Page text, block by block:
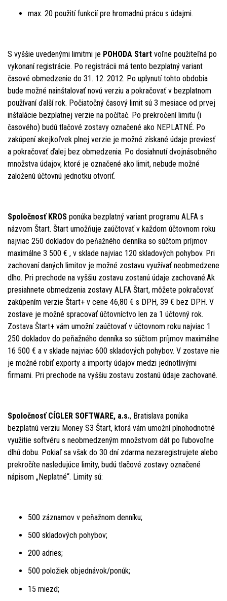
max. 20 použití funkcií pre hromadnú prácu s údajmi.
S vyššie uvedenými limitmi je POHODA Start voľne použiteľná po
vykonaní registrácie. Po registrácii má tento bezplatný variant
časové obmedzenie do 31. 12. 2012. Po uplynutí tohto obdobia
bude možné nainštalovať novú verziu a pokračovať v bezplatnom
používaní ďalší rok. Počiatočný časový limit sú 3 mesiace od prvej
inštalácie bezplatnej verzie na počítač. Po prekročení limitu (i
časového) budú tlačové zostavy označené ako NEPLATNÉ. Po
zakúpení akejkoľvek plnej verzie je možné získané údaje previesť
a pokračovať ďalej bez obmedzenia. Po dosiahnutí dvojnásobného
množstva údajov, ktoré je označené ako limit, nebude možné
založenú účtovnú jednotku otvoriť.
Spoločnosť KROS ponúka bezplatný variant programu ALFA s
názvom Štart. Štart umožňuje zaúčtovať v každom účtovnom roku
najviac 250 dokladov do peňažného denníka so súčtom príjmov
maximálne 3 500 € , v sklade najviac 120 skladových pohybov. Pri
zachovaní daných limitov je možné zostavu využívať neobmedzene
dlho. Pri prechode na vyššiu zostavu zostanú údaje zachované.Ak
presiahnete obmedzenia zostavy ALFA Štart, môžete pokračovať
zakúpením verzie Štart+ v cene 46,80 € s DPH, 39 € bez DPH. V
zostave je možné spracovať účtovníctvo len za 1 účtovný rok.
Zostava Štart+ vám umožní zaúčtovať v účtovnom roku najviac 1
250 dokladov do peňažného denníka so súčtom príjmov maximálne
16 500 € a v sklade najviac 600 skladových pohybov. V zostave nie
je možné robiť exporty a importy údajov medzi jednotlivými
firmami. Pri prechode na vyššiu zostavu zostanú údaje zachované.
Spoločnosť CÍGLER SOFTWARE, a.s., Bratislava ponúka
bezplatnú verziu Money S3 Štart, ktorá vám umožní plnohodnotné
využitie softvéru s neobmedzeným množstvom dát po ľubovoľne
dlhú dobu. Pokiaľ sa však do 30 dní zdarma nezaregistrujete alebo
prekročíte nasledujúce limity, budú tlačové zostavy označené
nápisom „Neplatné“. Limity sú:
500 záznamov v peňažnom denníku;
500 skladových pohybov;
200 adries;
500 položiek objednávok/ponúk;
15 miezd;